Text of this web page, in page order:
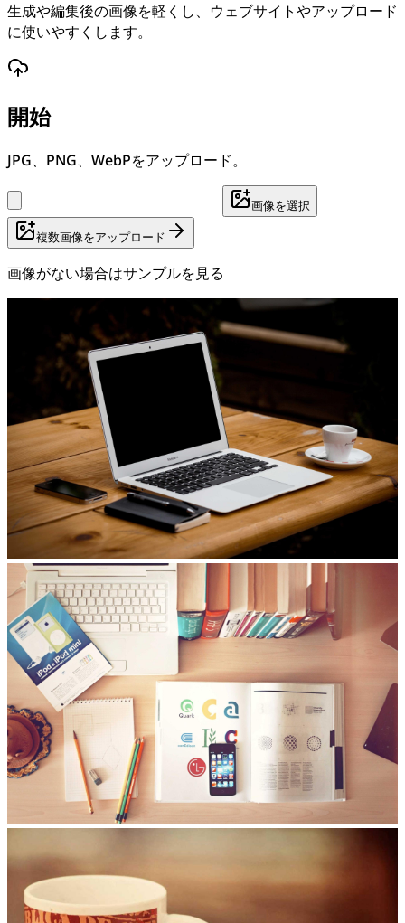
生成や編集後の画像を軽くし、ウェブサイトやアップロード
に使いやすくします。
開始
JPG、PNG、WebPをアップロード。
画像を選択
複数画像をアップロード
画像がない場合はサンプルを見る